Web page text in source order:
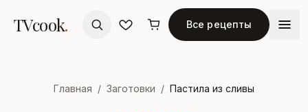
TVcook. Все рецепты
Главная / Заготовки / Пастила из сливы